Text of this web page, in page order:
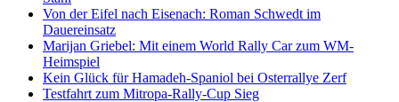
Von der Eifel nach Eisenach: Roman Schwedt im
Dauereinsatz
Marijan Griebel: Mit einem World Rally Car zum WM-
Heimspiel
Kein Glück für Hamadeh-Spaniol bei Osterrallye Zerf
Testfahrt zum Mitropa-Rally-Cup Sieg